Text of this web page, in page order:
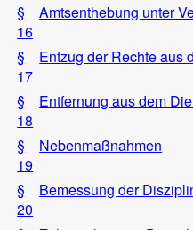
§
16
Amtsenthebung unter
§
17
Entzug der Rechte aus
§
18
Entfernung aus dem
§
19
Nebenmaßnahmen
§
20
Bemessung der